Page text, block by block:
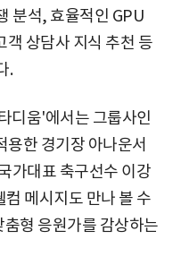
분석, 효율적인 GPU
객 상담사 지식 추천 등
.
디움'에서는 그룹사인
용한 경기장 아나운서
가대표 축구선수 이강
메시지도 만나 볼 수
형 응원가를 감상하는